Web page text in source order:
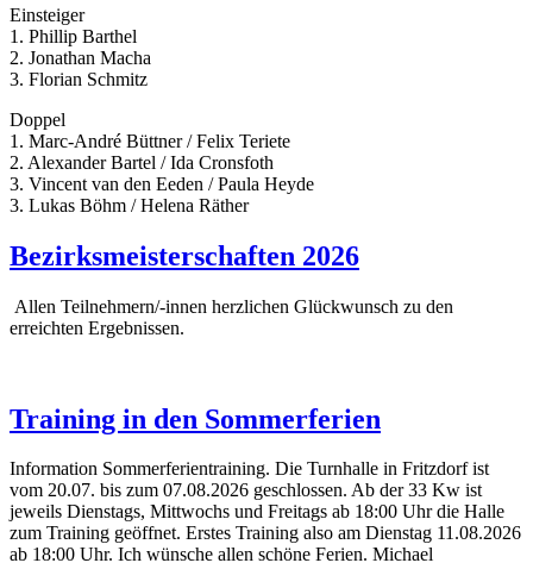
Einsteiger
1. Phillip Barthel
2. Jonathan Macha
3. Florian Schmitz
Doppel
1. Marc-André Büttner / Felix Teriete
2. Alexander Bartel / Ida Cronsfoth
3. Vincent van den Eeden / Paula Heyde
3. Lukas Böhm / Helena Räther
Bezirksmeisterschaften 2026
Allen Teilnehmern/-innen herzlichen Glückwunsch zu den
erreichten Ergebnissen.
Training in den Sommerferien
Information Sommerferientraining. Die Turnhalle in Fritzdorf ist
vom 20.07. bis zum 07.08.2026 geschlossen. Ab der 33 Kw ist
jeweils Dienstags, Mittwochs und Freitags ab 18:00 Uhr die Halle
zum Training geöffnet. Erstes Training also am Dienstag 11.08.2026
ab 18:00 Uhr. Ich wünsche allen schöne Ferien. Michael